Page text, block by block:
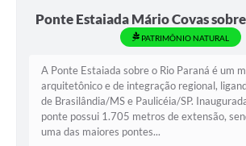
Ponte Estaiada Mário Covas
PATRIMÔNIO NATURAL
A Ponte Estaiada sobre o Rio Paraná é um
arquitetônico e de integração regional,
de Brasilândia/MS e Paulicéia/SP.
ponte possui 1.705 metros de extensão,
uma das maiores pontes...